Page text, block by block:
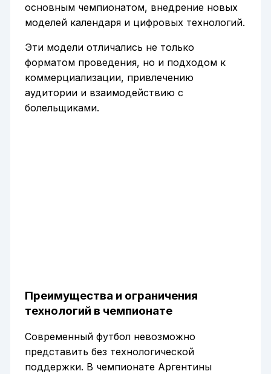
основным чемпионатом, внедрение новых
моделей календаря и цифровых технологий.
Эти модели отличались не только
форматом проведения, но и подходом к
коммерциализации, привлечению
аудитории и взаимодействию с
болельщиками.
Преимущества и ограничения
технологий в чемпионате
Современный футбол невозможно
представить без технологической
поддержки. В чемпионате Аргентины